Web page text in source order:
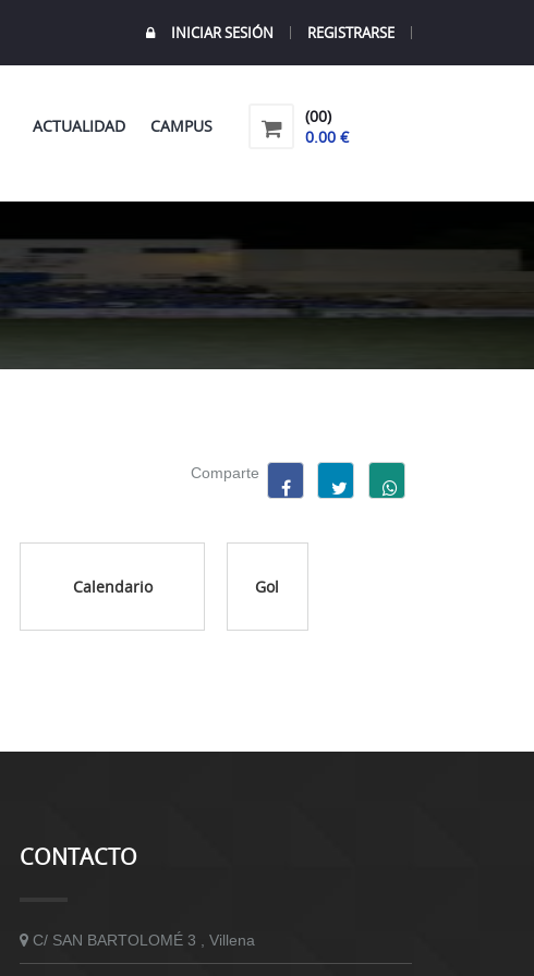
INICIAR SESIÓN REGISTRARSE
ACTUALIDAD CAMPUS
(00)
0.00 €
Comparte
Calendario Gol
CONTACTO
C/ SAN BARTOLOMÉ 3 , Villena